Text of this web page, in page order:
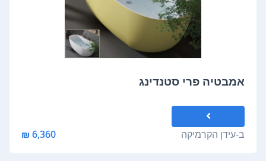
אמבטיה פרי סטנדינג
ב-עידן הקרמיקה 6,360 ₪